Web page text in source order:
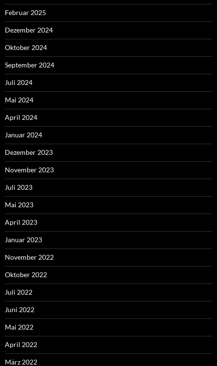
Februar 2025
Dezember 2024
Oktober 2024
September 2024
Juli 2024
Mai 2024
April 2024
Januar 2024
Dezember 2023
November 2023
Juli 2023
Mai 2023
April 2023
Januar 2023
November 2022
Oktober 2022
Juli 2022
Juni 2022
Mai 2022
April 2022
März 2022